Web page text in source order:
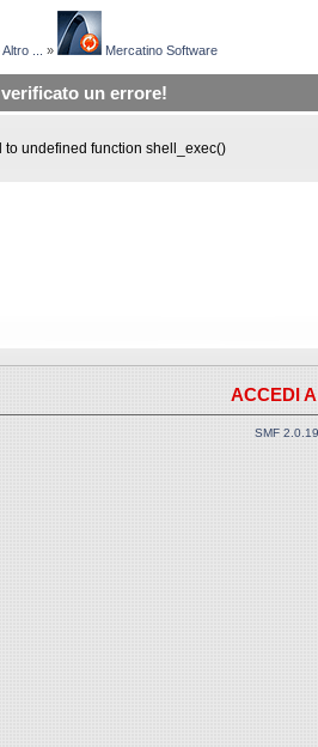
Altro ... » Mercatino Software
un errore!
to undefined function shell_exec()
ACCEDI
SMF 2.0.19